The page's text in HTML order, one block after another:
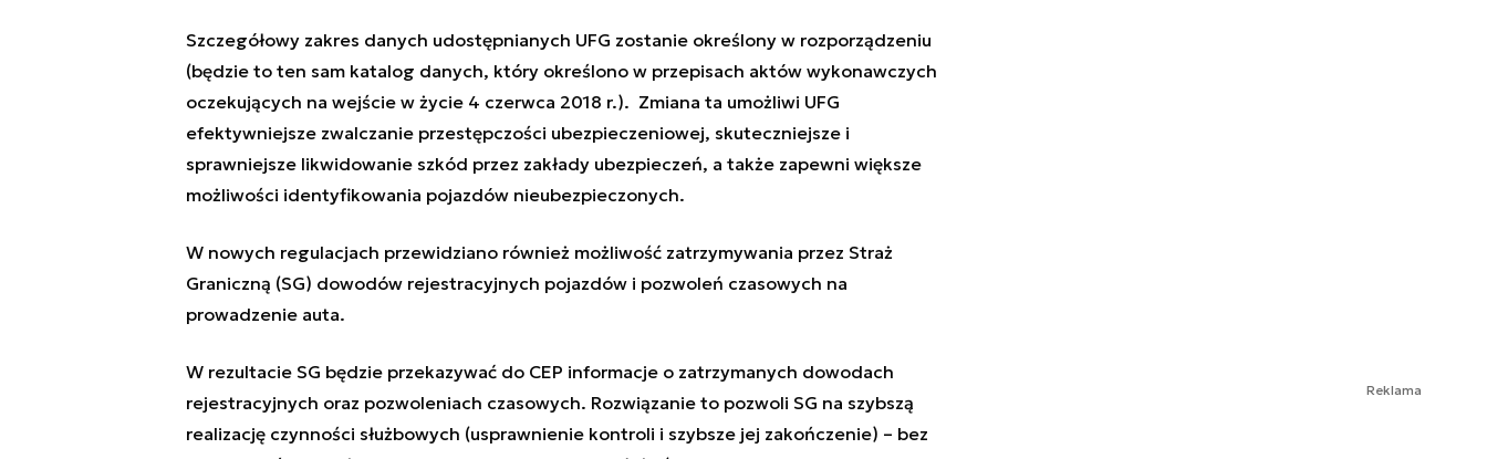
Szczegółowy zakres danych udostępnianych UFG zostanie określony w rozporządzeniu
(będzie to ten sam katalog danych, który określono w przepisach aktów wykonawczych
oczekujących na wejście w życie 4 czerwca 2018 r.). Zmiana ta umożliwi UFG
efektywniejsze zwalczanie przestępczości ubezpieczeniowej, skuteczniejsze i
sprawniejsze likwidowanie szkód przez zakłady ubezpieczeń, a także zapewni większe
możliwości identyfikowania pojazdów nieubezpieczonych.
W nowych regulacjach przewidziano również możliwość zatrzymywania przez Straż
Graniczną (SG) dowodów rejestracyjnych pojazdów i pozwoleń czasowych na
prowadzenie auta.
W rezultacie SG będzie przekazywać do CEP informacje o zatrzymanych dowodach
rejestracyjnych oraz pozwoleniach czasowych. Rozwiązanie to pozwoli SG na szybszą
realizację czynności służbowych (usprawnienie kontroli i szybsze jej zakończenie) – bez
Reklama